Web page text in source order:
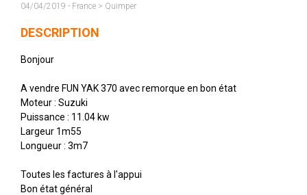
04/04/2019 - France > Quimper
DESCRIPTION
Bonjour
A vendre FUN YAK 370 avec remorque en bon état
Moteur : Suzuki
Puissance : 11.04 kw
Largeur 1m55
Longueur : 3m7
Toutes les factures à l'appui
Bon état général